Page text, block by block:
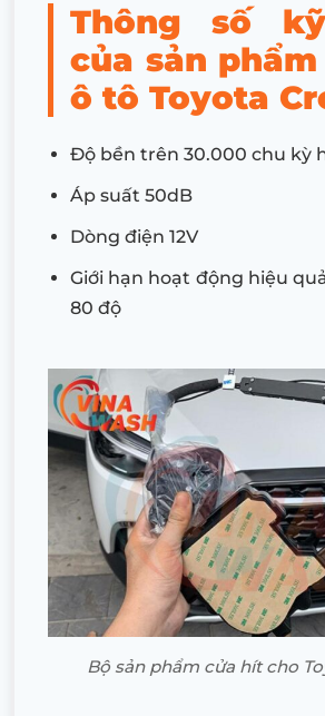
Thông số
của sản
ô tô Toyota
Độ bền trên 30.000 chu kỳ
Áp suất 50dB
Dòng điện 12V
Giới hạn hoạt động hiệu
80 độ
Bộ sản phẩm cửa hít cho